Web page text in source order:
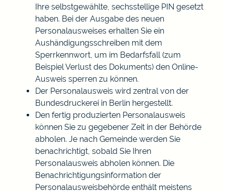
Ihre selbstgewählte, sechsstellige PIN gesetzt
haben. Bei der Ausgabe des neuen
Personalausweises erhalten Sie ein
Aushändigungsschreiben mit dem
Sperrkennwort, um im Bedarfsfall (zum
Beispiel Verlust des Dokuments) den Online-
Ausweis sperren zu können.
Der Personalausweis wird zentral von der
Bundesdruckerei in Berlin hergestellt.
Den fertig produzierten Personalausweis
können Sie zu gegebener Zeit in der Behörde
abholen. Je nach Gemeinde werden Sie
benachrichtigt, sobald Sie Ihren
Personalausweis abholen können. Die
Benachrichtigungsinformation der
Personalausweisbehörde enthält meistens